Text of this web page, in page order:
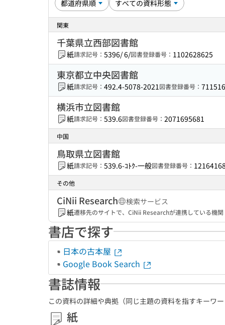
関東
千葉県立西部図書館
紙請求記号： 5396/ 6/図書登録番号： 1102628625
東京都立中央図書館
紙請求記号： 492.4-5078-2021図書登録番号：
横浜市立図書館
紙請求記号： 539.6図書登録番号： 2071695681
中国
鳥取県立図書館
紙請求記号： 539.6-ｺﾄｸ-一般図書登録番号：
その他
CiNii Research
検索サービス
紙遷移先のサイトで、CiNii Researchが連携している機
書店で探す
日本の古本屋
Google Book Search
書誌情報
この資料の詳細や典拠（同じ主題の資料を指すキーワ
紙